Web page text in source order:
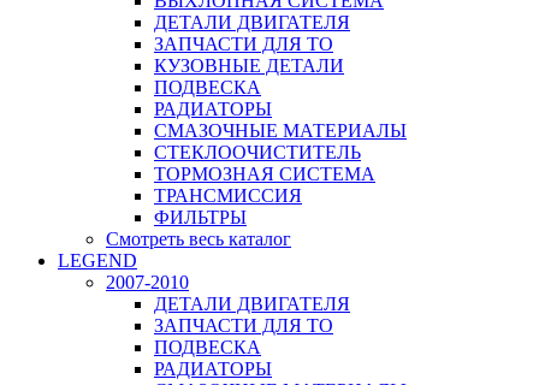
ДЕТАЛИ ДВИГАТЕЛЯ
ЗАПЧАСТИ ДЛЯ ТО
КУЗОВНЫЕ ДЕТАЛИ
ПОДВЕСКА
РАДИАТОРЫ
СМАЗОЧНЫЕ МАТЕРИАЛЫ
СТЕКЛООЧИСТИТЕЛЬ
ТОРМОЗНАЯ СИСТЕМА
ТРАНСМИССИЯ
ФИЛЬТРЫ
Смотреть весь каталог
LEGEND
2007-2010
ДЕТАЛИ ДВИГАТЕЛЯ
ЗАПЧАСТИ ДЛЯ ТО
ПОДВЕСКА
РАДИАТОРЫ